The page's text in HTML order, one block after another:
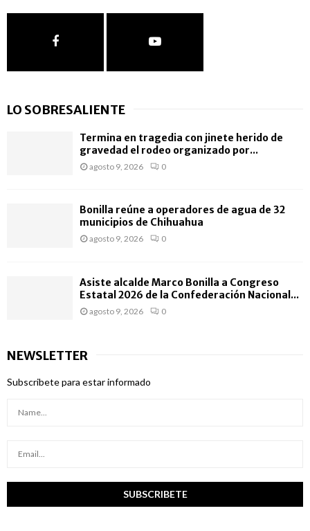
LO SOBRESALIENTE
Termina en tragedia con jinete herido de
gravedad el rodeo organizado por...
agosto 9, 2026 0
Bonilla reúne a operadores de agua de 32
municipios de Chihuahua
agosto 9, 2026 0
Asiste alcalde Marco Bonilla a Congreso
Estatal 2026 de la Confederación Nacional...
agosto 9, 2026 0
NEWSLETTER
Subscribete para estar informado